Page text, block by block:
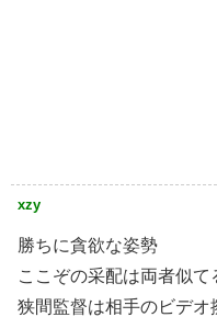
xzy
勝ちに貪欲な姿勢
ここぞの采配は両者似て
狭間監督は相手のビデオ